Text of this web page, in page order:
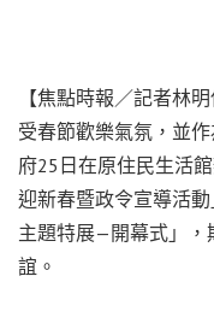
【焦點時報／記者林
受春節歡樂氣氛，並
府25日在原住民生活
迎新春暨政令宣導活
主題特展—開幕式」，
誼。